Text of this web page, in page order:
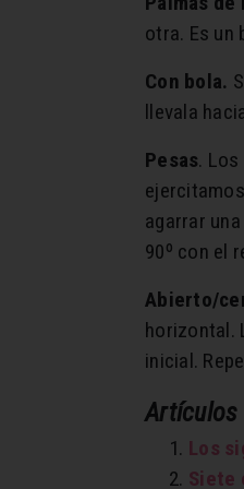
otra. Es un
Con bola.
llevala
Pesas.
agarrar
90º con el
Abierto/
horizontal.
inicial.
Artículos
Los
Siete